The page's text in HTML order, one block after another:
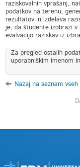
raziskovalnih vprašanj,
podatkov na terenu,
rezultatov in izdelava
je, da študente izobrazi
evalvacijo raziskav iz
Za pregled ostalih
uporabniškim imenom
Nazaj na seznam